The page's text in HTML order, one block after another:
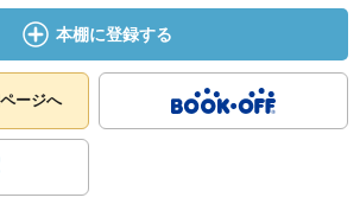
本棚に登録する
ージへ